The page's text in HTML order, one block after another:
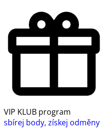
VIP KLUB program
sbírej body, získej odměny